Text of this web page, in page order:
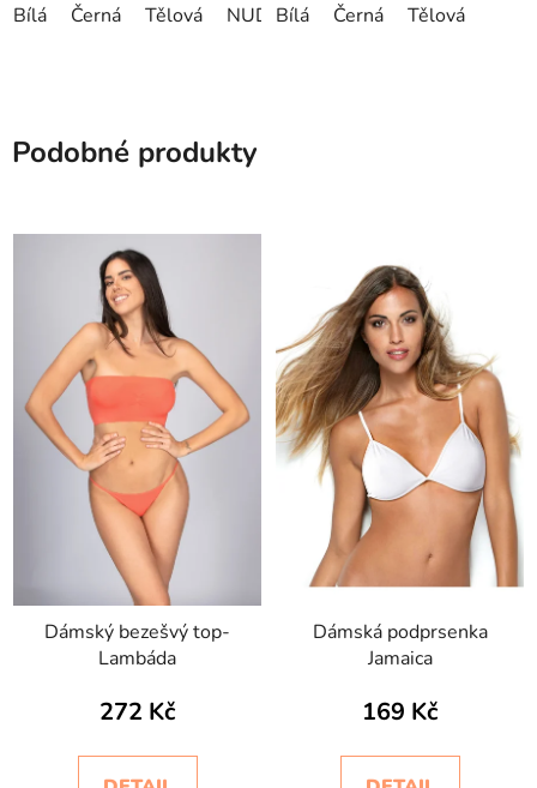
Bílá Černá Tělová NUDEBílá Černá Tělová
Podobné produkty
Dámský bezešvý top-
Lambáda
272 Kč
Dámská podprsenka
Jamaica
169 Kč